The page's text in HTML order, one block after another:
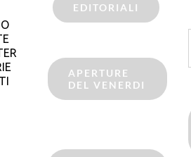
EDITORIALI
APERTURE
DEL VENERDI